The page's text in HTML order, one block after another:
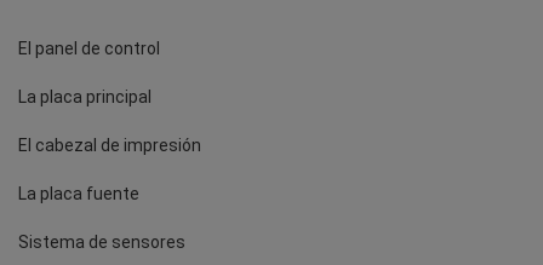
El panel de control
La placa principal
El cabezal de impresión
La placa fuente
Sistema de sensores